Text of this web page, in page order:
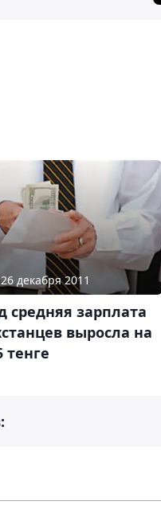
декабря 2011
средняя зарплата
выросла на
тенге